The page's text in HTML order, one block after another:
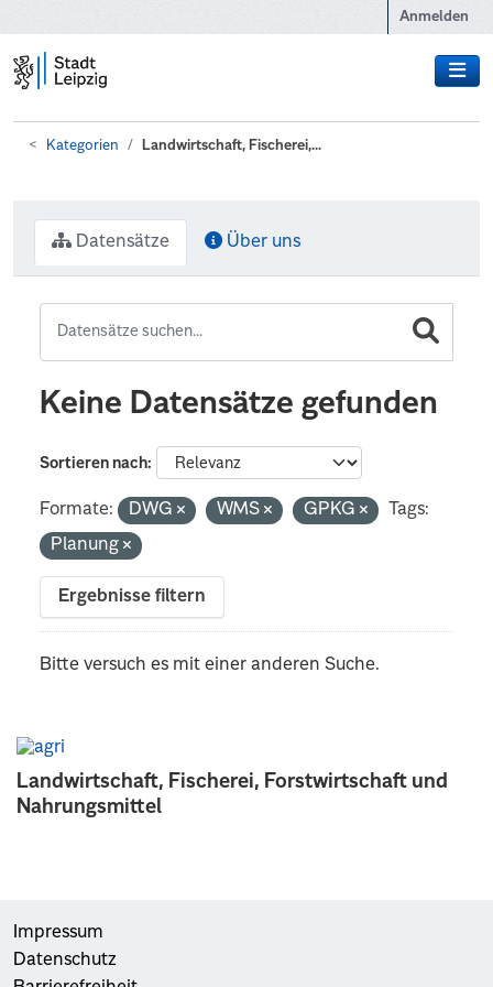
Anmelden
Kategorien Landwirtschaft, Fischerei,...
Landwirtschaft, Fischerei, Forstwirtschaft und
Nahrungsmittel
Datensätze Über uns
Keine Datensätze gefunden
Sortieren nach
Formate: DWG WMS GPKG
Tags:
Planung
Ergebnisse filtern
Bitte versuch es mit einer anderen Suche.
Impressum
Datenschutz